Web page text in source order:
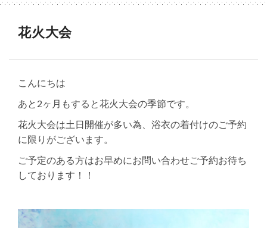
花火大会
こんにちは
あと2ヶ月もすると花火大会の季節です。
花火大会は土日開催が多い為、浴衣の着付けのご予約
に限りがございます。
ご予定のある方はお早めにお問い合わせご予約お待ち
しております！！